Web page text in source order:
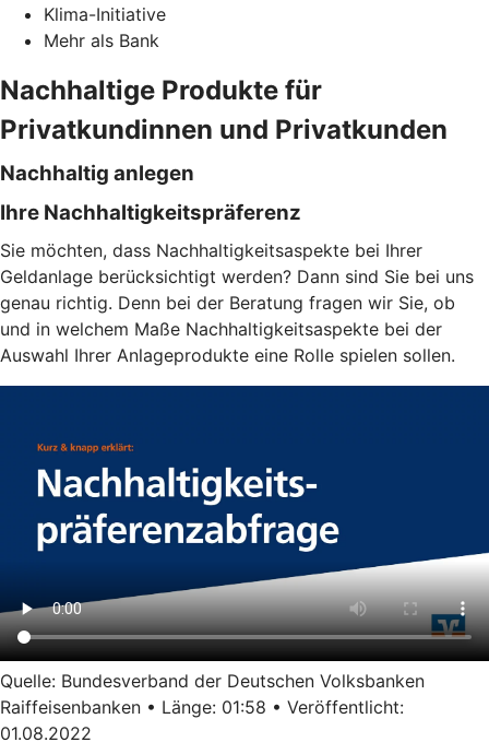
Klima-Initiative
Mehr als Bank
Nachhaltige Produkte für
Privatkundinnen und Privatkunden
Nachhaltig anlegen
Ihre Nachhaltigkeitspräferenz
Sie möchten, dass Nachhaltigkeitsaspekte bei Ihrer
Geldanlage berücksichtigt werden? Dann sind Sie bei uns
genau richtig. Denn bei der Beratung fragen wir Sie, ob
und in welchem Maße Nachhaltigkeitsaspekte bei der
Auswahl Ihrer Anlageprodukte eine Rolle spielen sollen.
Quelle: Bundesverband der Deutschen Volksbanken
Raiffeisenbanken • Länge: 01:58 • Veröffentlicht:
01.08.2022